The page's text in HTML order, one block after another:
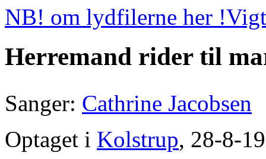
NB! om lydfilerne her !
Herremand rider til
Sanger: Cathrine Jacobsen
Optaget i Kolstrup, 28-8-